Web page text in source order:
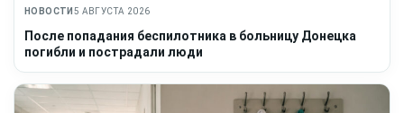
НОВОСТИ 5 АВГУСТА 2026
После попадания беспилотника в больницу Донецка
погибли и пострадали люди